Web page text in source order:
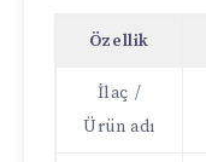
Özellik
İlaç /
Ürün adı